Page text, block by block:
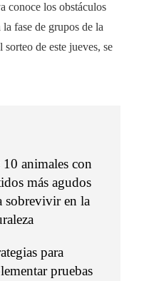
conoce los obstáculos
fase de grupos de la
de este jueves, se
animales con
más agudos
sobrevivir en la
para
pruebas